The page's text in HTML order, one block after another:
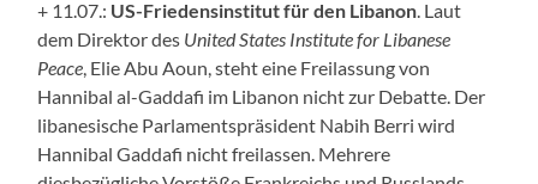
+ 11.07.: US-Friedensinstitutfür den Libanon. Laut
dem Direktor des United States Institute for Libanese
Peace, Elie Abu Aoun, steht eine Freilassung von
Hannibal al-Gaddafi im Libanon nicht zur Debatte. Der
libanesische Parlamentspräsident Nabih Berri wird
Hannibal Gaddafi nicht freilassen. Mehrere